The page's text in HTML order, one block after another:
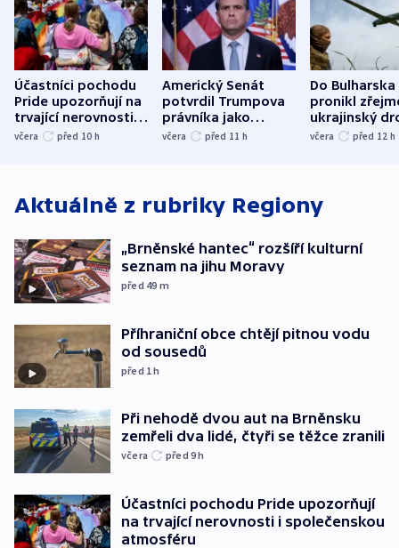
Účastníci pochodu
Pride upozorňují na
trvající nerovnosti i
společenskou
včera před 10 h
Americký Senát
potvrdil Trumpova
právníka jako
ministra
včera před 11 h
Do Bulharska
pronikl
ukrajinský
explodoval
včera před 12 h
Aktuálně z rubriky Regiony
„Brněnské hantec“ rozšíří kulturní
seznam na jihu Moravy
před 49 m
Příhraniční obce chtějí pitnou vodu
od sousedů
před 1h
Při nehodě dvou aut na Brněnsku
zemřeli dva lidé, čtyři se těžce zranili
včera před 9h
Účastníci pochodu Pride upozorňují
na trvající nerovnosti i společenskou
atmosféru